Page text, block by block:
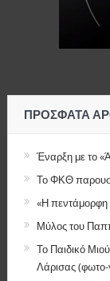
ΠΡΌΣΦΑΤΑ
Έναρξη με το
Το ΦΚΘ
«Η πεντάμορφη
Μύλος του
Το Παιδικό
Λάρισας